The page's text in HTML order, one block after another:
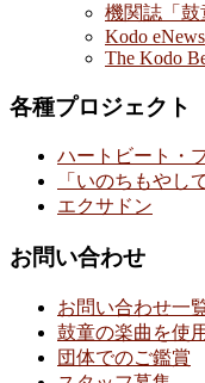
機関誌「鼓
Kodo eNews
The Kodo
各種プロジェクト
ハートビート・
「いのちもやし
エクサドン
お問い合わせ
お問い合わせ一
鼓童の楽曲を使
団体でのご鑑賞